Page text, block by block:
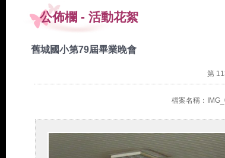
公佈欄 - 活動花絮
舊城國小第79屆畢業晚會
第
檔案名稱：